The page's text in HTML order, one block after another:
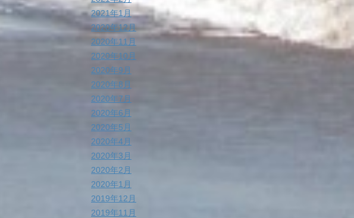
2021年1月
2020年12月
2020年11月
2020年10月
2020年9月
2020年8月
2020年7月
2020年6月
2020年5月
2020年4月
2020年3月
2020年2月
2020年1月
2019年12月
2019年11月